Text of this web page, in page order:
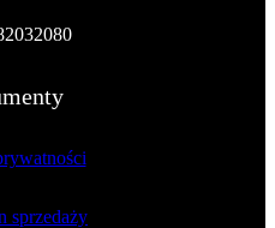
sprzedaży